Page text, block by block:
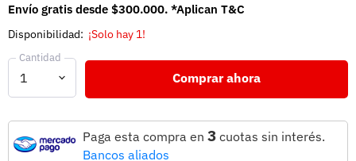
Envío gratis desde $300.000. *Aplican T&C
Disponibilidad: ¡Solo hay 1!
Cantidad
Comprar ahora
Paga esta compra en 3 cuotas sin interés.
Bancos aliados